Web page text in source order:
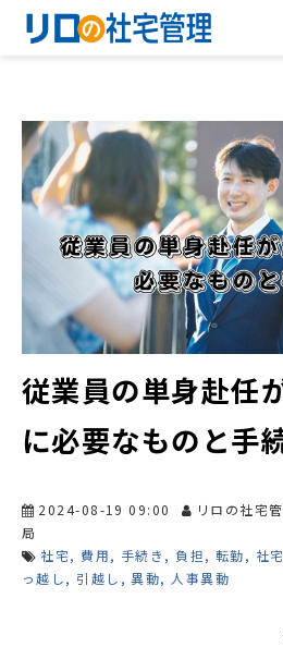
社有社宅プラン
導入事例
サービス一覧
社宅について学ぶ
よくあるご質問
セミナー
従業員の単身赴任
に必要なものと手
2024-08-19 09:00
リロの社宅
局
社宅
費用 手続き 負担 転勤 社
っ越し
引越し 異動 人事異動